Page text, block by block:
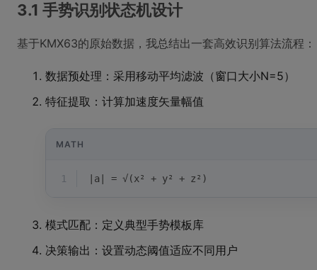
3.1 手势识别状态机设计
基于KMX63的原始数据，我总结出一套高效识别算法流程：
数据预处理：采用移动平均滤波（窗口大小N=5）
特征提取：计算加速度矢量幅值
MATH
1 |a| = √(x² + y² + z²)
模式匹配：定义典型手势模板库
决策输出：设置动态阈值适应不同用户